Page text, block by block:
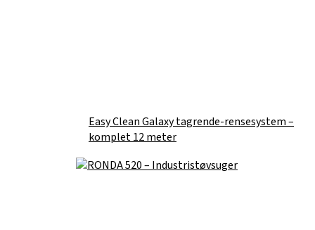
Easy Clean Galaxy tagrende-rensesystem –
komplet 12 meter